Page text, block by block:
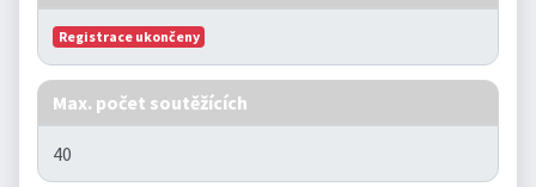
Registrace ukončeny
Max. počet soutěžících
40